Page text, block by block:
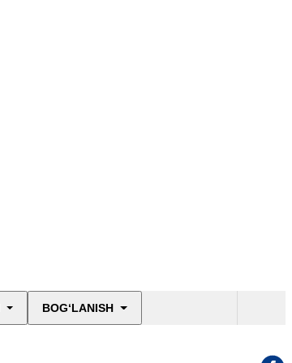
BOG‘LANISH